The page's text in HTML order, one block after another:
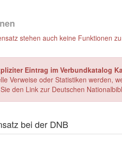
stehen auch keine Funktionen
Eintrag im Verbundkatalog
Verweise oder Statistiken werden,
den Link zur Deutschen
bei der DNB